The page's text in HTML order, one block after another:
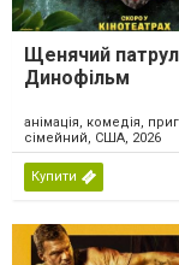
Щенячий
Динофільм
анімація, комедія,
сімейний, США, 2026
Купити